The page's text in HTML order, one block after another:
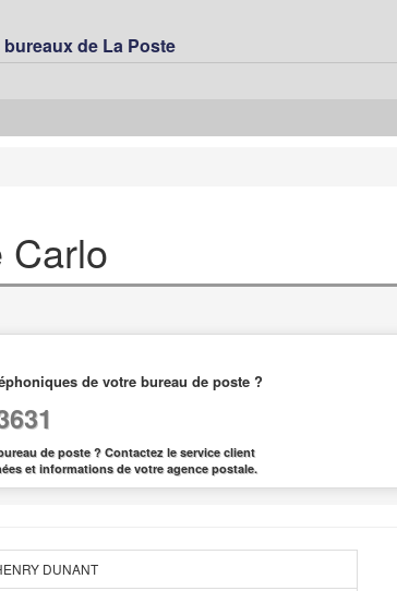
bureaux de La Poste
Carlo
de votre bureau de poste ?
de poste ? Contactez le service client
et informations de votre agence postale.
DUNANT